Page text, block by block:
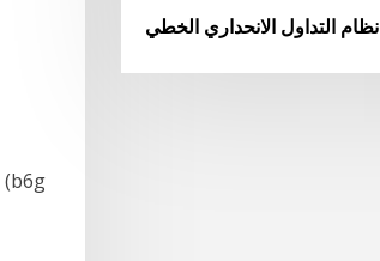
نظام التداول الانحداري الخطي